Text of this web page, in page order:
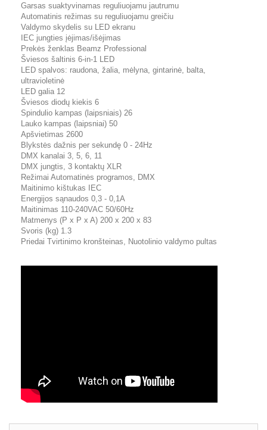
Garsas suaktyvinamas reguliuojamu jautrumu
Automatinis režimas su reguliuojamu greičiu
Valdymo skydelis su LED ekranu
IEC jungties įėjimas/išėjimas
Prekės ženklas Beamz Professional
Šviesos šaltinis 6-in-1 LED
LED spalvos: raudona, žalia, mėlyna, gintarinė, balta,
ultravioletinė
LED galia 12
Šviesos diodų kiekis 6
Spindulio kampas (laipsniais) 26
Lauko kampas (laipsniai) 50
Apšvietimas 2600
Blykstės dažnis per sekundę 0 - 24Hz
DMX kanalai 3, 5, 6, 11
DMX jungtis, 3 kontaktų XLR
Režimai Automatinės programos, DMX
Maitinimo kištukas IEC
Energijos sąnaudos 0,3 - 0,1A
Maitinimas 110-240VAC 50/60Hz
Matmenys (P x P x A) 200 x 200 x 83
Svoris (kg) 1.3
Priedai Tvirtinimo kronšteinas, Nuotolinio valdymo pultas